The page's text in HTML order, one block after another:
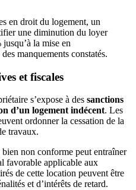
en droit du logement, un
une diminution du loyer
la mise en
manquements constatés.
et fiscales
s’expose à des sanctions
d’un logement indécent. Les
ordonner la cessation de la
travaux.
non conforme peut entraîner
favorable applicable aux
de cette location peuvent être
et d’intérêts de retard.